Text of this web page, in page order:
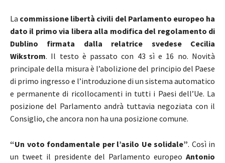
La commissione libertà civili del Parlamento europeo ha
dato il primo via libera alla modifica del regolamento di
Dublino firmata dalla relatrice svedese Cecilia
Wikstrom. Il testo è passato con 43 sì e 16 no. Novità
principale della misura è l’abolizione del principio del Paese
di primo ingresso e l’introduzione di un sistema automatico
e permanente di ricollocamenti in tutti i Paesi dell’Ue. La
posizione del Parlamento andrà tuttavia negoziata con il
Consiglio, che ancora non ha una posizione comune.
“Un voto fondamentale per l’asilo Ue solidale”. Così in
un tweet il presidente del Parlamento europeo Antonio